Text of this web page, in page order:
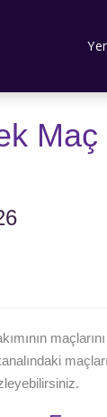
Maç